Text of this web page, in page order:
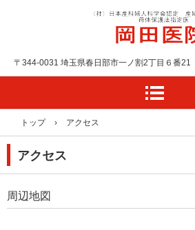
岡田医院
〒344-0031 埼玉県春日部市一ノ割2丁目６番21
トップ › アクセス
アクセス
周辺地図